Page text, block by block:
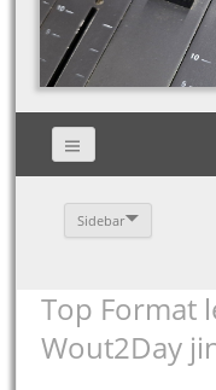
Sidebar
Top Format
Wout2Day